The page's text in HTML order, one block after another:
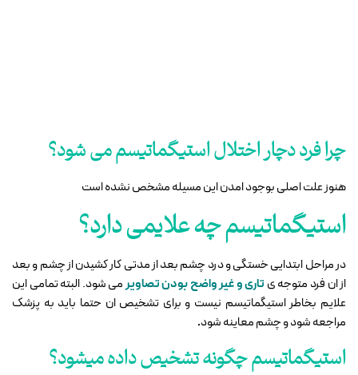
چرا فرد دچار اختلال استیگماتیسم می شود؟
هنوز علت اصلی بوجود امدن این مسیله مشخص نشده است
استیگماتیسم چه علایمی دارد؟
در مراحل ابتدایی خستگی و درد چشم بعد از مدتی کار کشیدن از چشم و بعد
از ان فرد متوجه ی تاری و غیر واضح بودن تصاویرمی شود. البته تمامی این
علایم بخاطر استیگماتیسم نیست و برای تشخیص ان حتما باید به پزشک
مراجعه شود و چشم معاینه شود.
استیگماتیسم چگونه تشخیص داده میشود؟